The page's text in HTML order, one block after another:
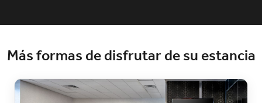
Más formas de disfrutar de su estancia